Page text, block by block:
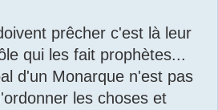
prêcher c'est là leur
qui les fait prophètes...
d'un Monarque n'est pas
les choses et